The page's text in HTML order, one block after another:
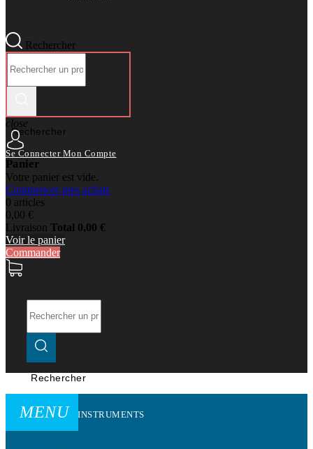
Rechercher
Rechercher
close
Se Connecter Mon Compte
Panier
Votre panier est vide.
Commencer mes achats
0 articles
0,00 €
Livraison Total 0,00 €
Voir le panier
Commander
Rechercher
MENU INSTRUMENTS